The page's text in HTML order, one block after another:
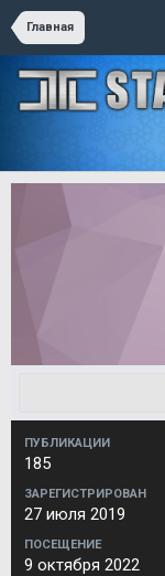
Главная
ПУБЛИКАЦИИ
185
ЗАРЕГИСТРИРОВАН
27 июля 2019
ПОСЕЩЕНИЕ
9 октября 2022